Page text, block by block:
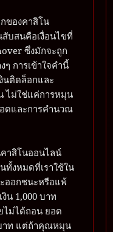
ของคาสิโน
บสนคือเงื่อนไขที่
ซึ่งมักจะถูก
การเข้าใจคำนี้
นติดล็อกและ
ไม่ใช่แค่การหมุน
ดและการคำนวณ
าสิโนออนไลน์
ทั้งหมดที่เราใช้ใน
ออกชนะหรือแพ้
น 1,000 บาท
ไม่ได้ถอน ยอด
าท แต่ถ้าคุณหมุน